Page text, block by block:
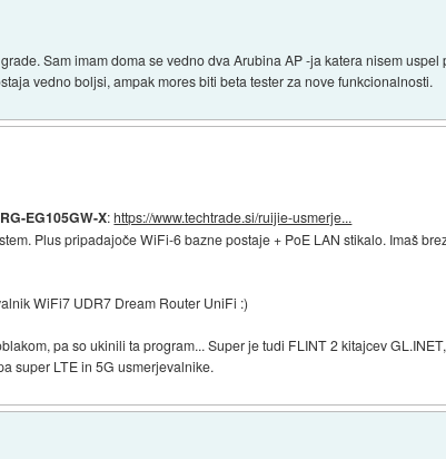
Sam imam doma se vedno dva Arubina AP -ja katera nisem uspel
vedno boljsi, ampak mores biti beta tester za nove funkcionalnosti.
RG-EG105GW-X:https://www.techtrade.si/ruijie-usmerje...
Plus pripadajoče WiFi-6 bazne postaje + PoE LAN stikalo. Imaš
WiFi7 UDR7 Dream Router UniFi :)
pa so ukinili ta program... Super je tudi FLINT 2 kitajcev
super LTE in 5G usmerjevalnike.